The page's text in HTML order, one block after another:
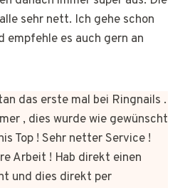
sehr nett. Ich gehe schon
empfehle es auch gern an
das erste mal bei Ringnails .
, dies wurde wie gewünscht
Top ! Sehr netter Service !
Arbeit ! Hab direkt einen
und dies direkt per